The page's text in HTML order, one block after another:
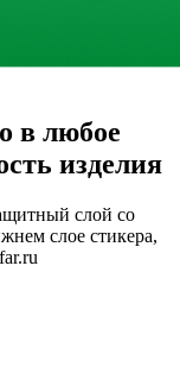
в любое
изделия
слой со
слое стикера,